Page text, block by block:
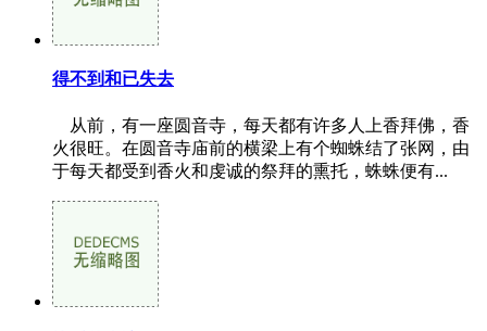
得不到和已失去
从前，有一座圆音寺，每天都有许多人上香拜佛，香
火很旺。在圆音寺庙前的横梁上有个蜘蛛结了张网，由
于每天都受到香火和虔诚的祭拜的熏托，蛛蛛便有...